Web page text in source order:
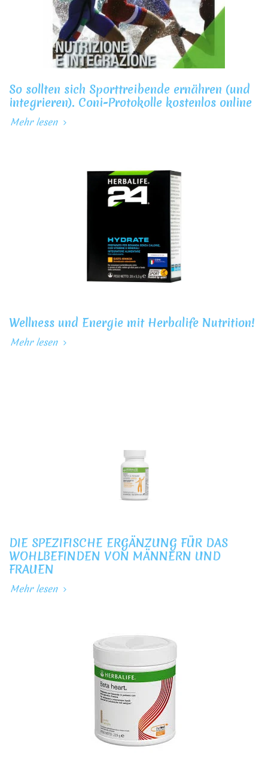
So sollten sich Sporttreibende ernähren (und
integrieren). Coni-Protokolle kostenlos online
Mehr lesen
Wellness und Energie mit Herbalife Nutrition!
Mehr lesen
DIE SPEZIFISCHE ERGÄNZUNG FÜR DAS
WOHLBEFINDEN VON MÄNNERN UND
FRAUEN
Mehr lesen